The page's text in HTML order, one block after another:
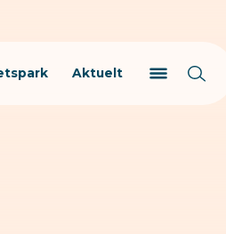
Aktuelt